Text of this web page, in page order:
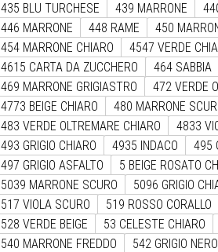
435 BLU TURCHESE
439 MARRONE
446 MARRONE
448 RAME 450
454 MARRONE CHIARO
4547 VERDE
4615 CARTA DA ZUCCHERO
464 SABBIA
469 MARRONE GRIGIASTRO
472 VERDE
4773 BEIGE CHIARO
480 MARRONE
483 VERDE OLTREMARE CHIARO
4833
493 GRIGIO CHIARO
4935 INDACO 495
497 GRIGIO ASFALTO
5 BEIGE ROSATO
5039 MARRONE SCURO
5096 GRIGIO
517 VIOLA SCURO
519 ROSSO CORALLO
528 VERDE BEIGE
53 CELESTE CHIARO
540 MARRONE FREDDO
542 GRIGIO NERO